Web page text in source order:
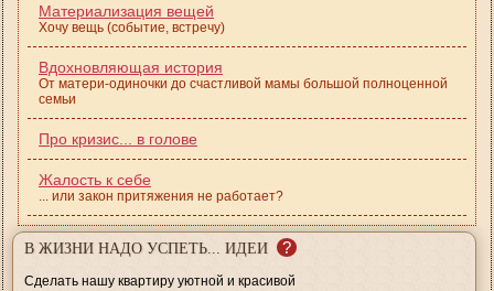
Материализация вещей
Хочу вещь (событие, встречу)
Вдохновляющая история
От матери-одиночки до счастливой мамы большой полноценной
семьи
Про кризис... в голове
Жалость к себе
... или закон притяжения не работает?
В ЖИЗНИ НАДО УСПЕТЬ... ИДЕИ ?
Сделать нашу квартиру уютной и красивой